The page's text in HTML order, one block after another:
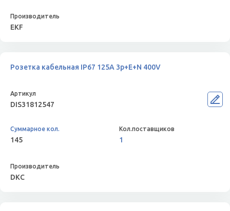
EKF
Розетка кабельная IP67 125A 3p+E+N 400V
DIS31812547
145 1
DKC